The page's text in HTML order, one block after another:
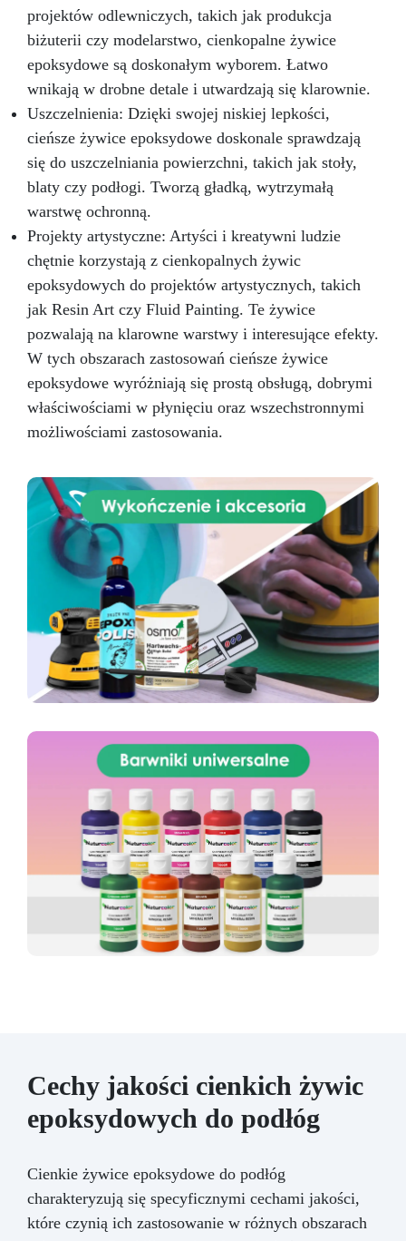
wagi, co sprawia, że proces twórczy staje się
bezproblemowy.
Masz pytania? Jako
producent oferujemy profesjonalne wsparcie: w
przypadku pytań skontaktuj się z naszym
dedykowanym zespołem wsparcia, aby uzyskać
pomoc i porady. Przezroczysta Żywica
Epoksydowa ICRYSTAL jest idealna do
Twórczości i Rękodzieła: Odlewów żywicznych
od 1 mm do 2 cm grubości (możliwe jest
tworzenie wielu warstw) Odlewów w formach
silikonowych (biżuteria, podstawki, tace)
Odlewania przedmiotów i materiałów (monety,
kamienie, muszle, korki itp.) Meblarstwa i
stolarstwa (stoły drewno-żywiczne itp.) Dzieł
sztuki, podłóg i powłok ochronnych Impregnacji
włókna szklanego i węglowego (naprawy,
powłoki ochronne)
Przekształć swoje
pomysły w rzeczywistość – Rób rzemiosło z
Żywicą ICRYSTAL! Kup Teraz i Zanurz Się w
Świat Kreatywności!
projektów odlewniczych, takich jak produkcja
biżuterii czy modelarstwo, cienkopalne żywice
epoksydowe są doskonałym wyborem. Łatwo
wnikają w drobne detale i utwardzają się klarownie.
Uszczelnienia: Dzięki swojej niskiej lepkości,
cieńsze żywice epoksydowe doskonale sprawdzają
się do uszczelniania powierzchni, takich jak stoły,
blaty czy podłogi. Tworzą gładką, wytrzymałą
warstwę ochronną.
Projekty artystyczne: Artyści i kreatywni ludzie
chętnie korzystają z cienkopalnych żywic
epoksydowych do projektów artystycznych, takich
jak Resin Art czy Fluid Painting. Te żywice
pozwalają na klarowne warstwy i interesujące efekty.
W tych obszarach zastosowań cieńsze żywice
epoksydowe wyróżniają się prostą obsługą, dobrymi
właściwościami w płynięciu oraz wszechstronnymi
możliwościami zastosowania.
Cechy jakości cienkich żywic
epoksydowych do podłóg
Cienkie żywice epoksydowe do podłóg
charakteryzują się specyficznymi cechami jakości,
które czynią ich zastosowanie w różnych obszarach